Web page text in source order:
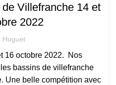
Villefranche 14 et
2022
Huguet
16 octobre 2022. Nos
bassins de villefranche
Une belle compétition avec